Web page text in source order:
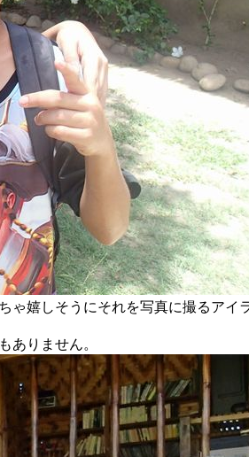
ゃ嬉しそうにそれを写真に撮るアイ
ありません。